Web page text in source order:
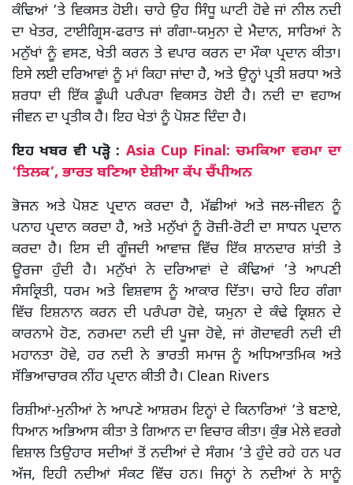
ਕੰਢਿਆਂ ’ਤੇ ਵਿਕਸਤ ਹੋਈ। ਚਾਹੇ ਉਹ ਸਿੰਧੂ ਘਾਟੀ ਹੋਵੇ ਜਾਂ ਨੀਲ ਨਦੀ
ਦਾ ਖੇਤਰ, ਟਾਈਗ੍ਰਿਸ-ਫਰਾਤ ਜਾਂ ਗੰਗਾ-ਯਮੁਨਾ ਦੇ ਮੈਦਾਨ, ਸਾਰਿਆਂ ਨੇ
ਮਨੁੱਖਾਂ ਨੂੰ ਵਸਣ, ਖੇਤੀ ਕਰਨ ਤੇ ਵਪਾਰ ਕਰਨ ਦਾ ਮੌਕਾ ਪ੍ਰਦਾਨ ਕੀਤਾ।
ਇਸੇ ਲਈ ਦਰਿਆਵਾਂ ਨੂੰ ਮਾਂ ਕਿਹਾ ਜਾਂਦਾ ਹੈ, ਅਤੇ ਉਨ੍ਹਾਂ ਪ੍ਰਤੀ ਸ਼ਰਧਾ ਅਤੇ
ਸ਼ਰਧਾ ਦੀ ਇੱਕ ਡੂੰਘੀ ਪਰੰਪਰਾ ਵਿਕਸਤ ਹੋਈ ਹੈ। ਨਦੀ ਦਾ ਵਹਾਅ
ਜੀਵਨ ਦਾ ਪ੍ਰਤੀਕ ਹੈ। ਇਹ ਖੇਤਾਂ ਨੂੰ ਪੋਸ਼ਣ ਦਿੰਦਾ ਹੈ।
ਇਹ ਖਬਰ ਵੀ ਪੜ੍ਹੋ : Asia Cup Final: ਚਮਕਿਆ ਵਰਮਾ ਦਾ
‘ਤਿਲਕ’, ਭਾਰਤ ਬਣਿਆ ਏਸ਼ੀਆ ਕੱਪ ਚੈਂਪੀਅਨ
ਭੋਜਨ ਅਤੇ ਪੋਸ਼ਣ ਪ੍ਰਦਾਨ ਕਰਦਾ ਹੈ, ਮੱਛੀਆਂ ਅਤੇ ਜਲ-ਜੀਵਨ ਨੂੰ
ਪਨਾਹ ਪ੍ਰਦਾਨ ਕਰਦਾ ਹੈ, ਅਤੇ ਮਨੁੱਖਾਂ ਨੂੰ ਰੋਜ਼ੀ-ਰੋਟੀ ਦਾ ਸਾਧਨ ਪ੍ਰਦਾਨ
ਕਰਦਾ ਹੈ। ਇਸ ਦੀ ਗੂੰਜਦੀ ਆਵਾਜ਼ ਵਿੱਚ ਇੱਕ ਸ਼ਾਨਦਾਰ ਸ਼ਾਂਤੀ ਤੇ
ਊਰਜਾ ਹੁੰਦੀ ਹੈ। ਮਨੁੱਖਾਂ ਨੇ ਦਰਿਆਵਾਂ ਦੇ ਕੰਢਿਆਂ ’ਤੇ ਆਪਣੀ
ਸੰਸਕ੍ਰਿਤੀ, ਧਰਮ ਅਤੇ ਵਿਸ਼ਵਾਸ ਨੂੰ ਆਕਾਰ ਦਿੱਤਾ। ਚਾਹੇ ਇਹ ਗੰਗਾ
ਵਿੱਚ ਇਸ਼ਨਾਨ ਕਰਨ ਦੀ ਪਰੰਪਰਾ ਹੋਵੇ, ਯਮੁਨਾ ਦੇ ਕੰਢੇ ਕ੍ਰਿਸ਼ਨ ਦੇ
ਕਾਰਨਾਮੇ ਹੋਣ, ਨਰਮਦਾ ਨਦੀ ਦੀ ਪੂਜਾ ਹੋਵੇ, ਜਾਂ ਗੋਦਾਵਰੀ ਨਦੀ ਦੀ
ਮਹਾਨਤਾ ਹੋਵੇ, ਹਰ ਨਦੀ ਨੇ ਭਾਰਤੀ ਸਮਾਜ ਨੂੰ ਅਧਿਆਤਮਿਕ ਅਤੇ
ਸੱਭਿਆਚਾਰਕ ਨੀਂਹ ਪ੍ਰਦਾਨ ਕੀਤੀ ਹੈ। Clean Rivers
ਰਿਸ਼ੀਆਂ-ਮੁਨੀਆਂ ਨੇ ਆਪਣੇ ਆਸ਼ਰਮ ਇਨ੍ਹਾਂ ਦੇ ਕਿਨਾਰਿਆਂ ’ਤੇ ਬਣਾਏ,
ਧਿਆਨ ਅਭਿਆਸ ਕੀਤਾ ਤੇ ਗਿਆਨ ਦਾ ਵਿਚਾਰ ਕੀਤਾ। ਕੁੰਭ ਮੇਲੇ ਵਰਗੇ
ਵਿਸ਼ਾਲ ਤਿਉਹਾਰ ਸਦੀਆਂ ਤੋਂ ਨਦੀਆਂ ਦੇ ਸੰਗਮ ’ਤੇ ਹੁੰਦੇ ਰਹੇ ਹਨ ਪਰ
ਅੱਜ, ਇਹੀ ਨਦੀਆਂ ਸੰਕਟ ਵਿੱਚ ਹਨ। ਜਿਨ੍ਹਾਂ ਨੇ ਨਦੀਆਂ ਨੇ ਸਾਨੂੰ